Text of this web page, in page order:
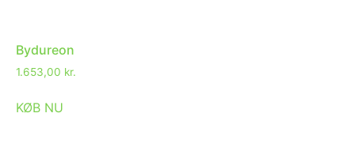
Bydureon
1.653,00 kr.
KØB NU